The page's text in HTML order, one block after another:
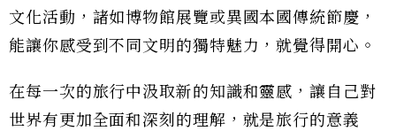
文化活動，諸如博物館展覽或異國本國傳統節慶，
能讓你感受到不同文明的獨特魅力，就覺得開心。
在每一次的旅行中汲取新的知識和靈感，讓自己對
世界有更加全面和深刻的理解，就是旅行的意義